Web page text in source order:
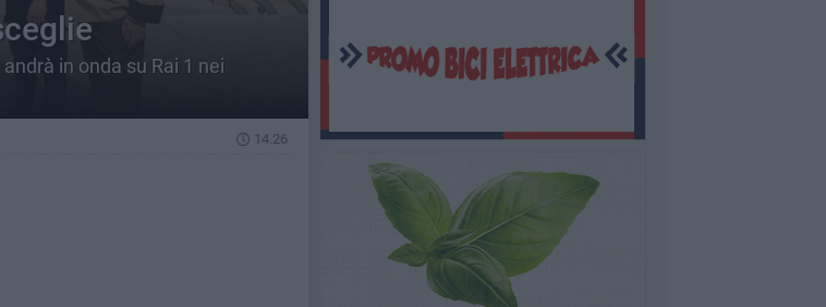
in onda su Rai 1 nei
14.26